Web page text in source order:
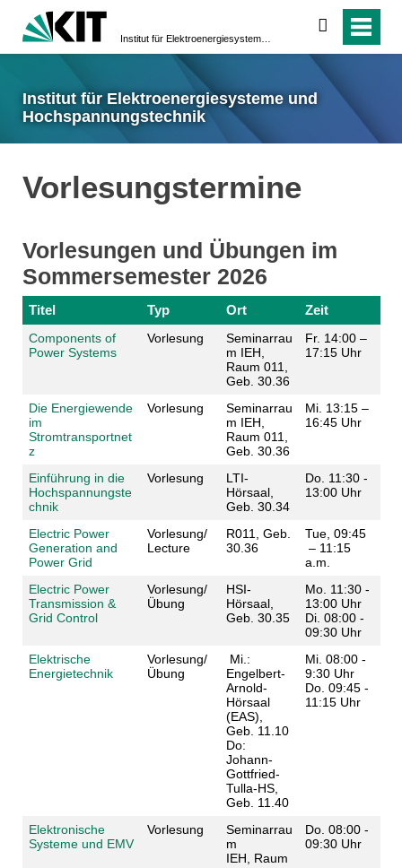
suchen
Institut für Elektroenergiesysteme und
Hochspannungstechnik
Vorlesungstermine
Vorlesungen und Übungen im
Sommersemester 2026
Titel Typ Ort Zeit
Components of
Power Systems
Vorlesung
Seminarrau
m IEH,
Raum 011,
Geb. 30.36
Fr. 14:00 –
17:15 Uhr
Die Energiewende
im
Stromtransportnet
z
Vorlesung
Seminarrau
m IEH,
Raum 011,
Geb. 30.36
Mi. 13:15 –
16:45 Uhr
Einführung in die
Hochspannungste
chnik
Vorlesung
LTI-
Hörsaal,
Geb. 30.34
Do. 11:30 -
13:00 Uhr
Electric Power
Generation and
Power Grid
Vorlesung/
Lecture
R011, Geb.
30.36
Tue, 09:45
– 11:15
a.m.
Electric Power
Transmission &
Grid Control
Vorlesung/
Übung
HSI-
Hörsaal,
Geb. 30.35
Mo. 11:30 -
13:00 Uhr
Di. 08:00 -
09:30 Uhr
Elektrische
Energietechnik
Vorlesung/
Übung
Mi.:
Engelbert-
Arnold-
Hörsaal
(EAS),
Geb. 11.10
Do:
Johann-
Gottfried-
Tulla-HS,
Geb. 11.40
Mi. 08:00 -
9:30 Uhr
Do. 09:45 -
11:15 Uhr
Elektronische
Systeme und EMV
Vorlesung
Seminarrau
m
IEH, Raum
Do. 08:00 -
09:30 Uhr